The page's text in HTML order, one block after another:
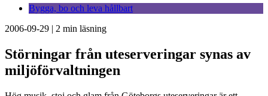
Bygga, bo och leva hållbart
2006-09-29 | 2 min läsning
Störningar från uteserveringar synas av
miljöförvaltningen